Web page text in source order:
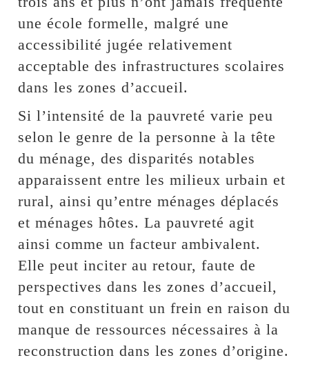
une école formelle, malgré une
accessibilité jugée relativement
acceptable des infrastructures scolaires
dans les zones d’accueil.
Si l’intensité de la pauvreté varie peu
selon le genre de la personne à la tête
du ménage, des disparités notables
apparaissent entre les milieux urbain et
rural, ainsi qu’entre ménages déplacés
et ménages hôtes. La pauvreté agit
ainsi comme un facteur ambivalent.
Elle peut inciter au retour, faute de
perspectives dans les zones d’accueil,
tout en constituant un frein en raison du
manque de ressources nécessaires à la
reconstruction dans les zones d’origine.